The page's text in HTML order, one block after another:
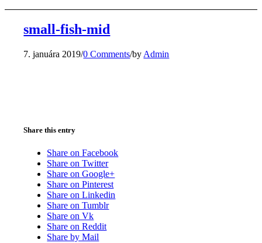
small-fish-mid
7. januára 2019/0 Comments/by Admin
Share this entry
Share on Facebook
Share on Twitter
Share on Google+
Share on Pinterest
Share on Linkedin
Share on Tumblr
Share on Vk
Share on Reddit
Share by Mail